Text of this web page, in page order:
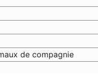
de compagnie